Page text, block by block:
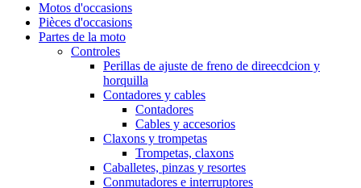
Motos d'occasions
Pièces d'occasions
Partes de la moto
Controles
Perillas de ajuste de freno de direecdcion y
horquilla
Contadores y cables
Contadores
Cables y accesorios
Claxons y trompetas
Trompetas, claxons
Caballetes, pinzas y resortes
Conmutadores e interruptores